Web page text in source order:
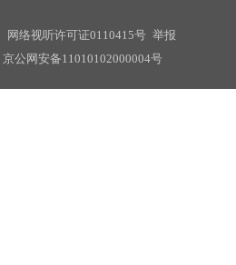
网络视听许可证0110415号 举报
京公网安备11010102000004号